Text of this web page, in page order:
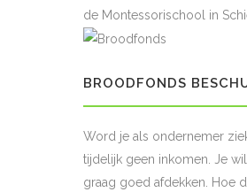
de Montessorischool in
BROODFONDS
Word je als ondernemer
tijdelijk geen inkomen. Je
graag goed afdekken. Hoe